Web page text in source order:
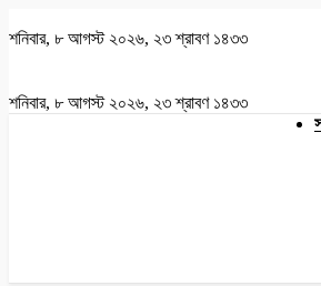
শনিবার, ৮ আগস্ট ২০২৬, ২৩ শ্রাবণ ১৪৩৩
শনিবার, ৮ আগস্ট ২০২৬, ২৩ শ্রাবণ ১৪৩৩